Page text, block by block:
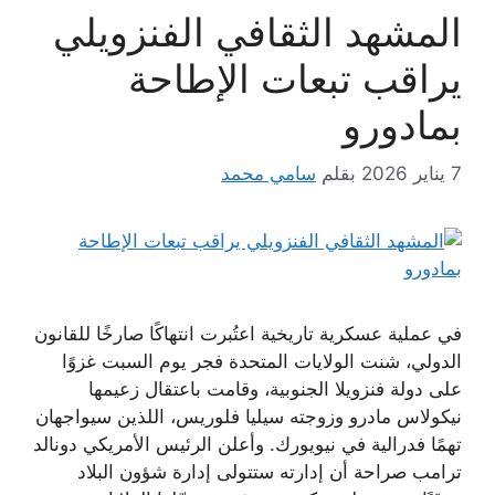
المشهد الثقافي الفنزويلي
يراقب تبعات الإطاحة
بمادورو
7 يناير 2026 بقلم سامي محمد
في عملية عسكرية تاريخية اعتُبرت انتهاكًا صارخًا للقانون
الدولي، شنت الولايات المتحدة فجر يوم السبت غزوًا
على دولة فنزويلا الجنوبية، وقامت باعتقال زعيمها
نيكولاس مادرو وزوجته سيليا فلوريس، اللذين سيواجهان
تهمًا فدرالية في نيويورك. وأعلن الرئيس الأمريكي دونالد
ترامب صراحة أن إدارته ستتولى إدارة شؤون البلاد